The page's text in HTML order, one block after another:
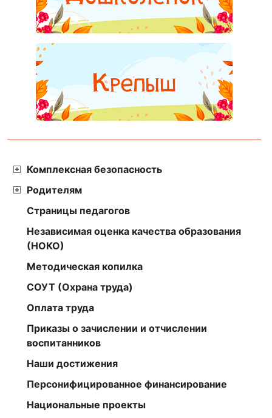
Комплексная безопасность
Родителям
Страницы педагогов
Независимая оценка качества образования
(НОКО)
Методическая копилка
СОУТ (Охрана труда)
Оплата труда
Приказы о зачислении и отчислении
воспитанников
Наши достижения
Персонифицированное финансирование
Национальные проекты